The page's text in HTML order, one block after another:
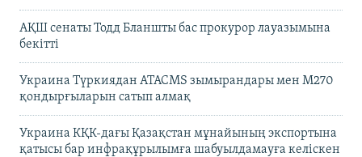
АҚШ сенаты Тодд Бланшты бас прокурор лауазымына
бекітті
Украина Түркиядан ATACMS зымырандары мен M270
қондырғыларын сатып алмақ
Украина КҚК-дағы Қазақстан мұнайының экспортына
қатысы бар инфрақұрылымға шабуылдамауға келіскен